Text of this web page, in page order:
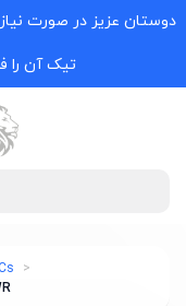
دوستان عزیز در صورت
تیک آن را